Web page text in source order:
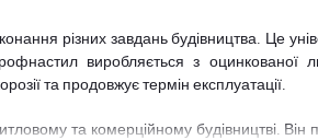
різних завдань будівництва. Це
виробляється з
та продовжує термін експлуатації.
та комерційному будівництві. Він